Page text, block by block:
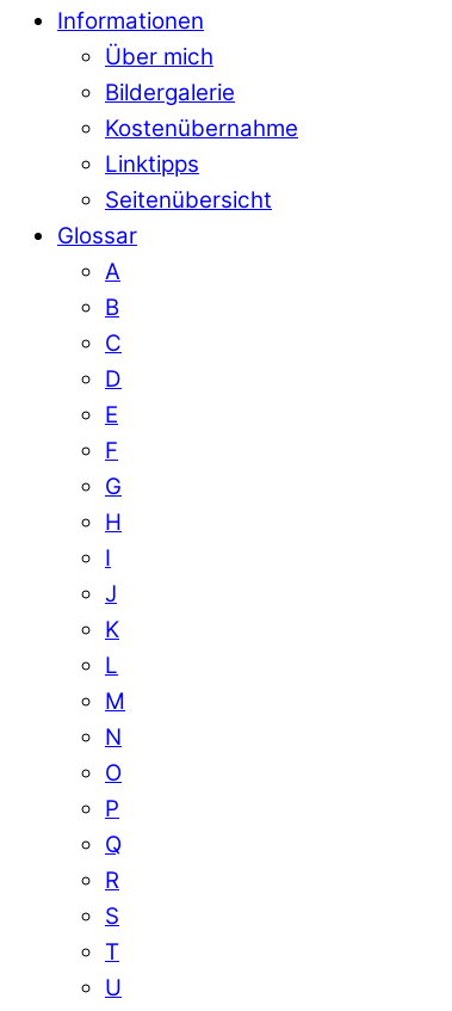
Informationen
Über mich
Bildergalerie
Kostenübernahme
Linktipps
Seitenübersicht
Glossar
A
B
C
D
E
F
G
H
I
J
K
L
M
N
O
P
Q
R
S
T
U